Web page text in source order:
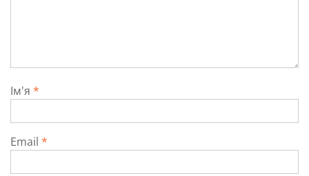
Ім'я *
Email *